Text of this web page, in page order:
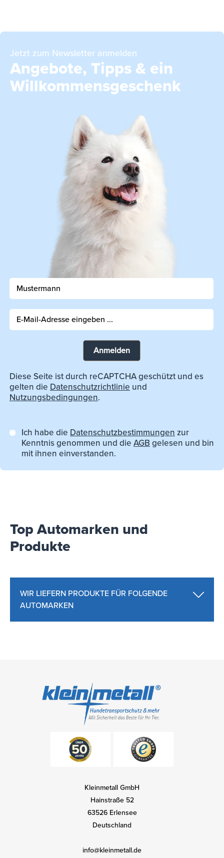
Jetzt zum Newsletter anmelden
Angebote, Tipps & ein
Willkommensgeschenk
Anmelden
Diese Seite ist durch reCAPTCHA geschützt und es
gelten die Datenschutzrichtlinie und
Nutzungsbedingungen.
Ich habe die Datenschutzbestimmungen zur
Kenntnis genommen und die AGB gelesen und bin
mit ihnen einverstanden.
Top Automarken und
Produkte
WIR LIEFERN PRODUKTE FÜR FOLGENDE
AUTOMARKEN
Kleinmetall GmbH
Hainstraße 52
63526 Erlensee
Deutschland
info@kleinmetall.de